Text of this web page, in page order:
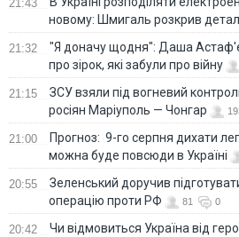
21:43
новому: Шмигаль розкрив
21:32
"Я доначу щодня": Даша
про зірок, які забули про війну
21:15
ЗСУ взяли під вогневий
росіян Маріуполь — Чонгар
21:00
Прогноз: 9-го серпня дихати
можна буде повсюди в Україні
20:55
Зеленський доручив
операцію проти РФ
81 0
20:42
Чи відмовиться Україна від